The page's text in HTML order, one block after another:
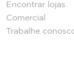
Encontrar lojas
Comercial
Trabalhe